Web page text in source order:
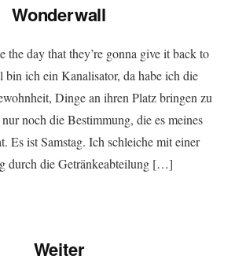
Wonderwall
the day that they’re gonna give it back to
bin ich ein Kanalisator, da habe ich die
Dinge an ihren Platz bringen zu
noch die Bestimmung, die es meines
Es ist Samstag. Ich schleiche mit einer
durch die Getränkeabteilung […]
Weiter